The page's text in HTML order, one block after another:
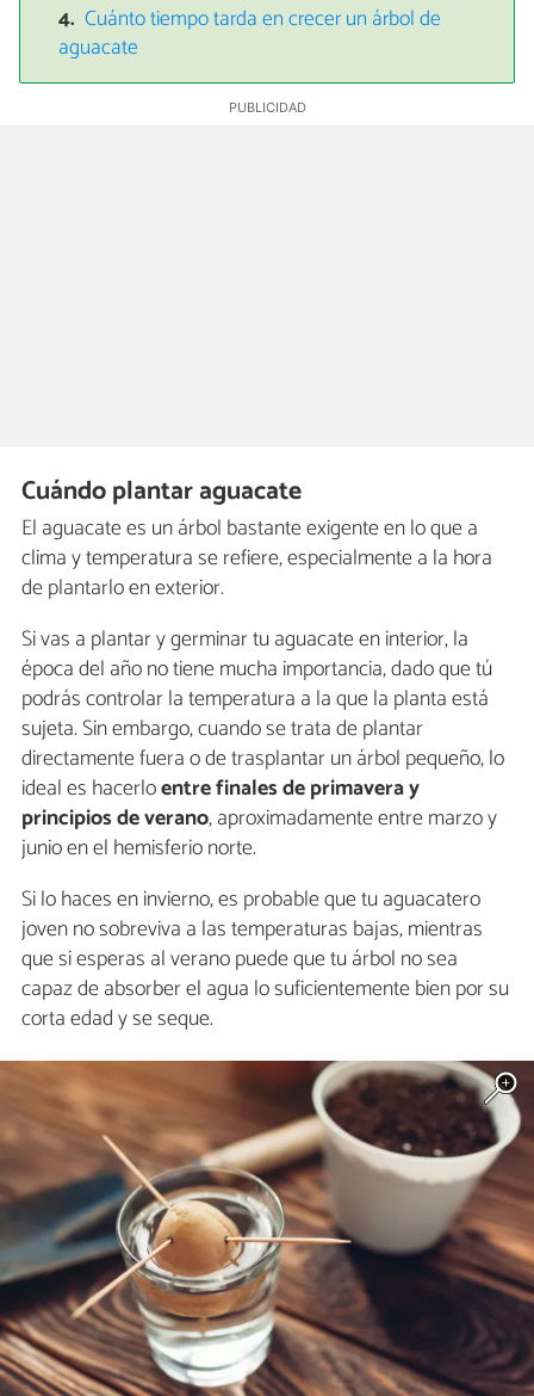
Cuánto tiempo tarda en crecer un árbol de
aguacate
Cuándo plantar aguacate
El aguacate es un árbol bastante exigente en lo que a
clima y temperatura se refiere, especialmente a la hora
de plantarlo en exterior.
Si vas a plantar y germinar tu aguacate en interior, la
época del año no tiene mucha importancia, dado que tú
podrás controlar la temperatura a la que la planta está
sujeta. Sin embargo, cuando se trata de plantar
directamente fuera o de trasplantar un árbol pequeño, lo
ideal es hacerloentre finales de primavera y
principios de verano, aproximadamente entre marzo y
junio en el hemisferio norte.
Si lo haces en invierno, es probable que tu aguacatero
joven no sobreviva a las temperaturas bajas, mientras
que si esperas al verano puede que tu árbol no sea
capaz de absorber el agua lo suficientemente bien por su
corta edad y se seque.